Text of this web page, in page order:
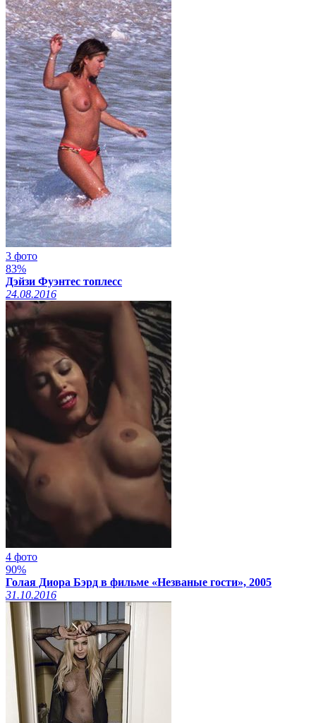
3 фото
83%
Дэйзи Фуэнтес топлесс
24.08.2016
4 фото
90%
Голая Диора Бэрд в фильме «Незваные гости», 2005
31.10.2016